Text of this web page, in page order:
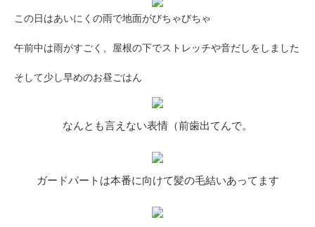
この日はあいにくの雨で地面がびちゃびちゃ
午前中は雨がすごく、屋根の下でストレッチや音だしをしました
そして少し早めのお昼ごはん
なんとも言えない表情（前歯出てんで。
ガードパートは本番に向けて髪の毛結いあってます